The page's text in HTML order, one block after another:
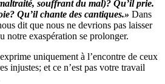
souffrant du mal)? Qu’il prie.
Qu’il chante des cantiques.» Dans
dit que nous ne devrions pas laisser
notre exaspération se prolonger.
uniquement à l’encontre de ceux
injustes; et ce n’est pas votre travail